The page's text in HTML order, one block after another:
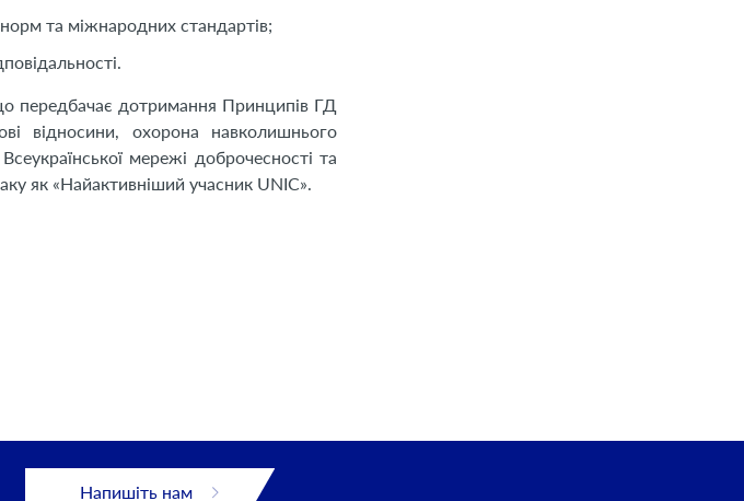
та міжнародних стандартів;
передбачає дотримання Принципів ГД
відносини, охорона навколишнього
мережі доброчесності та
як «Найактивніший учасник UNIC».
Напишіть нам